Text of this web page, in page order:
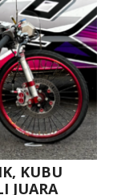
KUBU
JUARA